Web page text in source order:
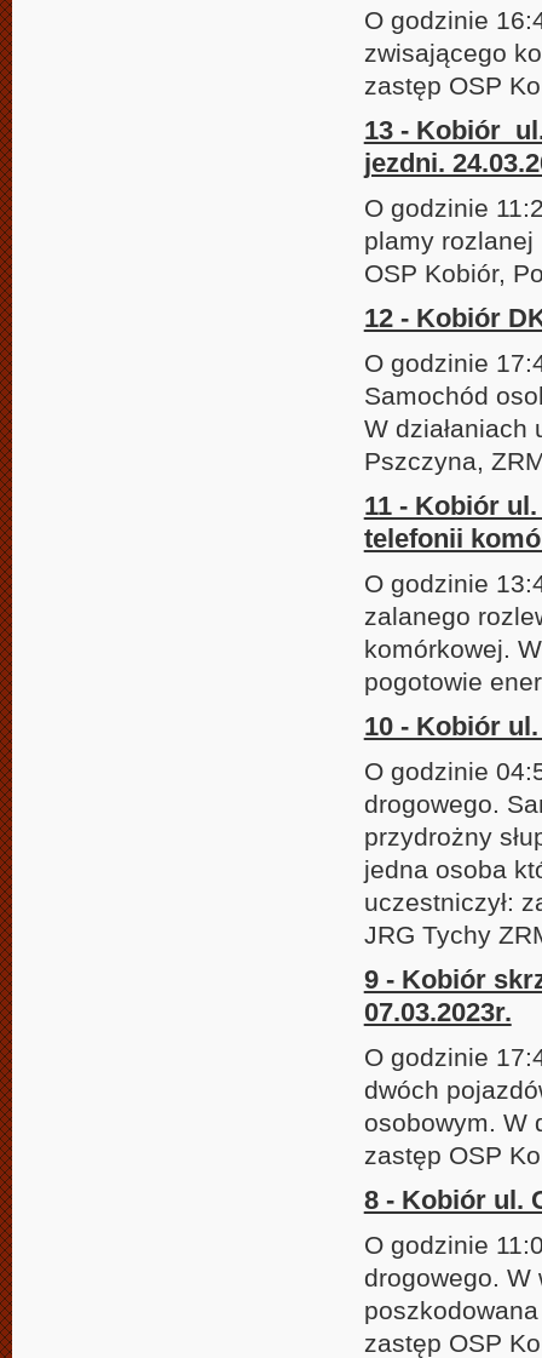
O godzinie
zwisającego
zastęp OSP
13 - Kobiór
jezdni.
O godzinie
plamy rozlanej
OSP Kobiór,
12 - Kobiór
O godzinie
Samochód
W działaniach
Pszczyna,
11 - Kobiór
telefonii
O godzinie
zalanego
komórkowej.
pogotowie
10 - Kobiór
O godzinie
drogowego.
przydrożny
jedna osoba
uczestniczył:
JRG Tychy
9 - Kobiór
07.03.2023r.
O godzinie
dwóch
osobowym. W
zastęp OSP
8 - Kobiór ul.
O godzinie
drogowego.
zastęp OSP